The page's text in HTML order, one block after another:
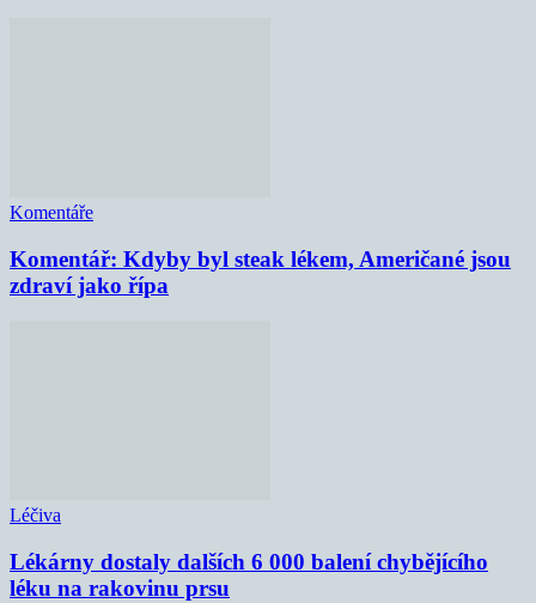
Komentáře
Komentář: Kdyby byl steak lékem, Američané jsou
zdraví jako řípa
Léčiva
Lékárny dostaly dalších 6 000 balení chybějícího
léku na rakovinu prsu